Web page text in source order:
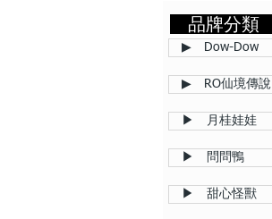
品牌分類
▶ Dow-Dow
▶ RO仙境傳說
▶ 月桂娃娃
▶ 問問鴨
▶ 甜心怪獸